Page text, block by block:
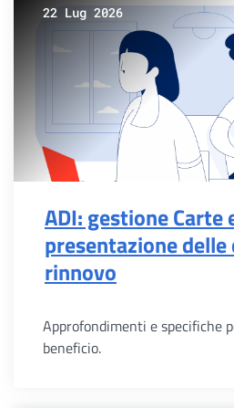
22 Lug 2026
ADI: gestione Carte
presentazione delle
rinnovo
Approfondimenti e specifiche
beneficio.